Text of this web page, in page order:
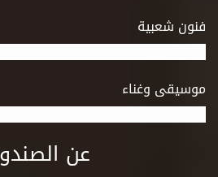
فنون شعبية
موسيقى وغناء
عن